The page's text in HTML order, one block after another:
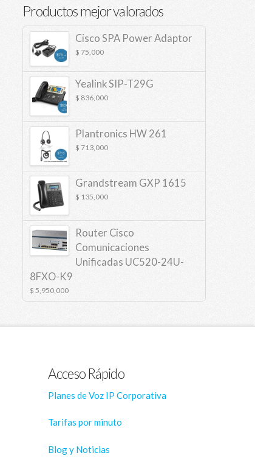
Productos mejor valorados
Cisco SPA Power Adaptor
$ 75,000
Yealink SIP-T29G
$ 836,000
Plantronics HW 261
$ 713,000
Grandstream GXP 1615
$ 135,000
Router Cisco
Comunicaciones
Unificadas UC520-24U-
8FXO-K9
$ 5,950,000
Acceso Rápido
Planes de Voz IP Corporativa
Tarifas por minuto
Blog y Noticias